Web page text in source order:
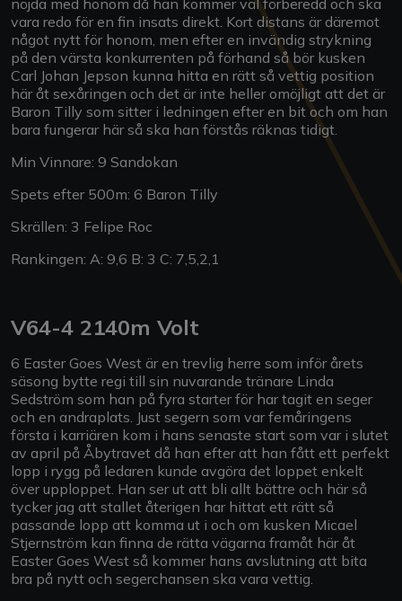
nöjda med honom då han kommer väl förberedd och ska
vara redo för en fin insats direkt. Kort distans är däremot
något nytt för honom, men efter en invändig strykning
på den värsta konkurrenten på förhand så bör kusken
Carl Johan Jepson kunna hitta en rätt så vettig position
här åt sexåringen och det är inte heller omöjligt att det är
Baron Tilly som sitter i ledningen efter en bit och om han
bara fungerar här så ska han förstås räknas tidigt.
Min Vinnare: 9 Sandokan
Spets efter 500m: 6 Baron Tilly
Skrällen: 3 Felipe Roc
Rankingen: A: 9,6 B: 3 C: 7,5,2,1
V64-4 2140m Volt
6 Easter Goes West är en trevlig herre som inför årets
säsong bytte regi till sin nuvarande tränare Linda
Sedström som han på fyra starter för har tagit en seger
och en andraplats. Just segern som var femåringens
första i karriären kom i hans senaste start som var i slutet
av april på Åbytravet då han efter att han fått ett perfekt
lopp i rygg på ledaren kunde avgöra det loppet enkelt
över upploppet. Han ser ut att bli allt bättre och här så
tycker jag att stallet återigen har hittat ett rätt så
passande lopp att komma ut i och om kusken Micael
Stjernström kan finna de rätta vägarna framåt här åt
Easter Goes West så kommer hans avslutning att bita
bra på nytt och segerchansen ska vara vettig.